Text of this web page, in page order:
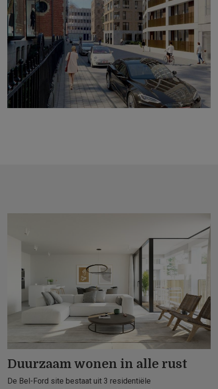
Duurzaam wonen in alle rust
De Bel-Ford site bestaat uit 3 residentiële